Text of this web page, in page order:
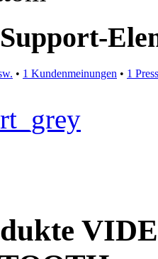
• 1 Kundenmeinungen • 1